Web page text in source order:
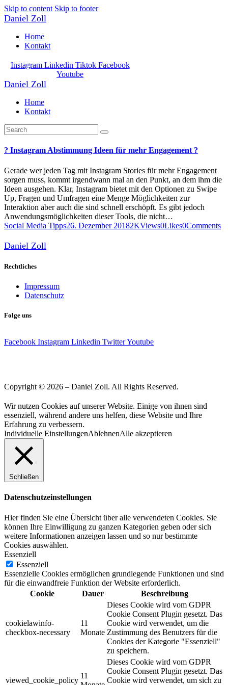
Skip to content Skip to footer
Daniel Zoll
Home
Kontakt
Instagram Linkedin Tiktok Facebook
Youtube
Daniel Zoll
Home
Kontakt
? Instagram Abstimmung Ideen für mehr Engagement ?
Gerade wer jeden Tag mit Instagram Stories für mehr Engagement
sorgen muss, kommt irgendwann mal an den Punkt, an dem ihm die
Ideen ausgehen. Klar, Instagram bietet mit den Optionen zu Swipe
Up, Fragen und Umfragen eine Menge Möglichkeiten zur
Interaktion aber auch die sind schnell erschöpft. Es gibt jedoch
Anwendungsmöglichkeiten dieser Tools, die nicht…
Social Media Tipps26. Dezember 20182KViews0Likes0Comments
Daniel Zoll
Rechtliches
Impressum
Datenschutz
Folge uns
Facebook Instagram Linkedin TwitterYoutube
Copyright © 2026 – Daniel Zoll. All Rights Reserved.
Wir nutzen Cookies auf unserer Website. Einige von ihnen sind
essenziell, während andere uns helfen, diese Website und Ihre
Erfahrung zu verbessern.
Individuelle EinstellungenAblehnenAlle akzeptieren
Schließen
Datenschutzeinstellungen
Hier finden Sie eine Übersicht über alle verwendeten Cookies. Sie
können Ihre Einwilligung zu ganzen Kategorien geben oder sich
weitere Informationen anzeigen lassen und so nur bestimmte
Cookies auswählen.
Essenziell
Essenziell
Essenzielle Cookies ermöglichen grundlegende Funktionen und sind
für die einwandfreie Funktion der Website erforderlich.
Cookie
Dauer Beschreibung
cookielawinfo-
checkbox-necessary
11
Monate
Dieses Cookie wird vom GDPR
Cookie Consent Plugin gesetzt. Das
Cookie wird verwendet, um die
Zustimmung des Benutzers für die
Cookies der Kategorie "Essenziell"
zu speichern.
viewed_cookie_policy
11
Dieses Cookie wird vom GDPR
Cookie Consent Plugin gesetzt. Das
Cookie wird verwendet, um sich zu